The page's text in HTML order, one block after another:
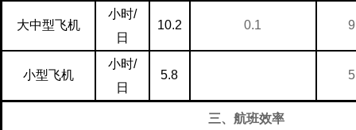
大中型飞机
小时/
日
10.2 0.1
小型飞机
小时/
日
5.8
三、航班效率